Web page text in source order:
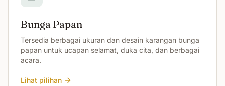
Bunga Papan
Tersedia berbagai ukuran dan desain karangan bunga
papan untuk ucapan selamat, duka cita, dan berbagai
acara.
Lihat pilihan